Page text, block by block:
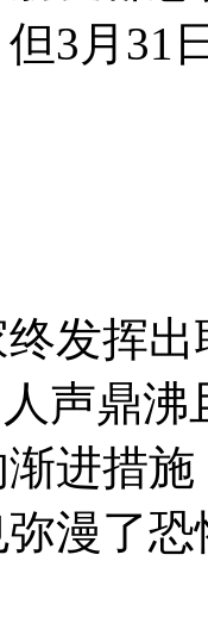
3月31
发挥
声鼎
进措
漫了